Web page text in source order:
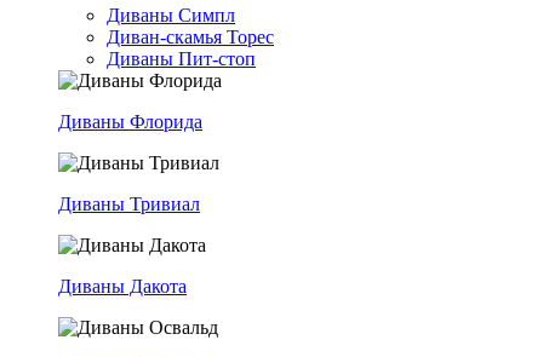
Диваны Симпл
Диван-скамья Торес
Диваны Пит-стоп
Диваны Флорида
Диваны Тривиал
Диваны Дакота